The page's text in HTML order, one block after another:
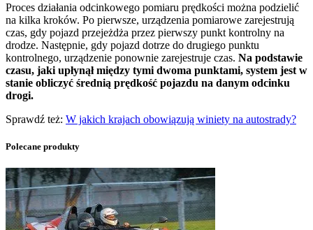
Proces działania odcinkowego pomiaru prędkości można podzielić
na kilka kroków. Po pierwsze, urządzenia pomiarowe zarejestrują
czas, gdy pojazd przejeżdża przez pierwszy punkt kontrolny na
drodze. Następnie, gdy pojazd dotrze do drugiego punktu
kontrolnego, urządzenie ponownie zarejestruje czas. Na podstawie
czasu, jaki upłynął między tymi dwoma punktami, system jest w
stanie obliczyć średnią prędkość pojazdu na danym odcinku
drogi.
Sprawdź też: W jakich krajach obowiązują winiety na autostrady?
Polecane produkty